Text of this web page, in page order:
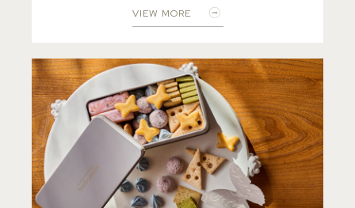
VIEW MORE